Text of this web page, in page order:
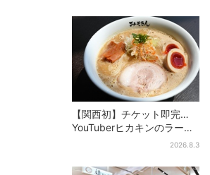
【関西初】チケット即完…
YouTuberヒカキンのラーメ
ン店「みそきん」が大阪上
題
2026.8.3